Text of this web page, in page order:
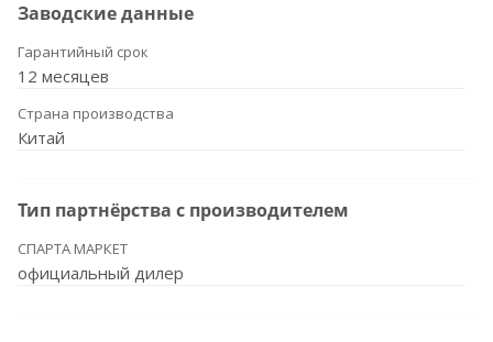
Заводские данные
Гарантийный срок
12 месяцев
Страна производства
Китай
Тип партнёрства с производителем
СПАРТА МАРКЕТ
официальный дилер